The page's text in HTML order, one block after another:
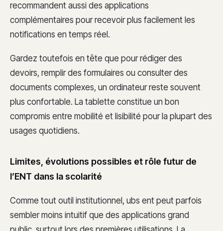
recommandent aussi des applications
complémentaires pour recevoir plus facilement les
notifications en temps réel.
Gardez toutefois en tête que pour rédiger des
devoirs, remplir des formulaires ou consulter des
documents complexes, un ordinateur reste souvent
plus confortable. La tablette constitue un bon
compromis entre mobilité et lisibilité pour la plupart des
usages quotidiens.
Limites, évolutions possibles et rôle futur de
l’ENT dans la scolarité
Comme tout outil institutionnel, ubs ent peut parfois
sembler moins intuitif que des applications grand